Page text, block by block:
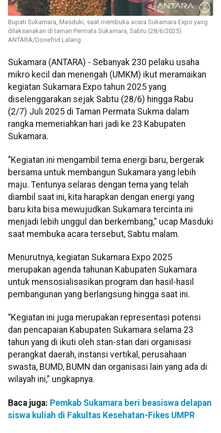
Bupati Sukamara, Masduki, saat membuka acara Sukamara Expo yang
dilaksanakan di taman Permata Sukamara, Sabtu (28/6/2025).
ANTARA/Donefrid Lalang
Sukamara (ANTARA) - Sebanyak 230 pelaku usaha
mikro kecil dan menengah (UMKM) ikut meramaikan
kegiatan Sukamara Expo tahun 2025 yang
diselenggarakan sejak Sabtu (28/6) hingga Rabu
(2/7) Juli 2025 di Taman Permata Sukma dalam
rangka memeriahkan hari jadi ke 23 Kabupaten
Sukamara.
“Kegiatan ini mengambil tema energi baru, bergerak
bersama untuk membangun Sukamara yang lebih
maju. Tentunya selaras dengan tema yang telah
diambil saat ini, kita harapkan dengan energi yang
baru kita bisa mewujudkan Sukamara tercinta ini
menjadi lebih unggul dan berkembang,” ucap Masduki
saat membuka acara tersebut, Sabtu malam.
Menurutnya, kegiatan Sukamara Expo 2025
merupakan agenda tahunan Kabupaten Sukamara
untuk mensosialisasikan program dan hasil-hasil
pembangunan yang berlangsung hingga saat ini.
“Kegiatan ini juga merupakan representasi potensi
dan pencapaian Kabupaten Sukamara selama 23
tahun yang di ikuti oleh stan-stan dari organisasi
perangkat daerah, instansi vertikal, perusahaan
swasta, BUMD, BUMN dan organisasi lain yang ada di
wilayah ini,” ungkapnya.
Baca juga: Pemkab Sukamara beri beasiswa delapan
siswa kuliah di Fakultas Kesehatan-Fikes UMPR